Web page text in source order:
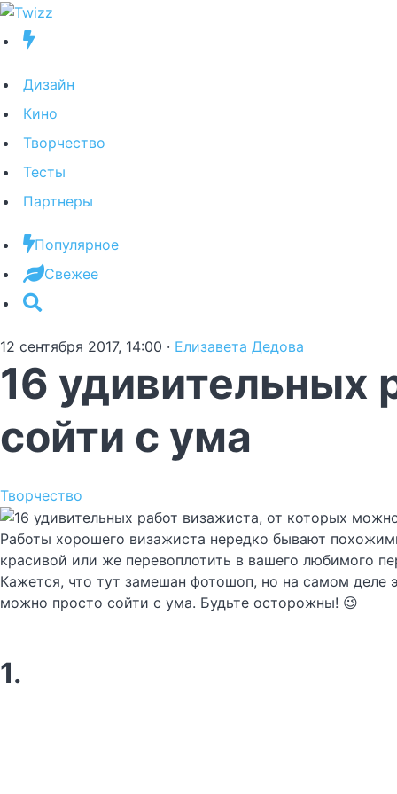
Дизайн
Кино
Творчество
Тесты
Партнеры
Популярное
Свежее
12 сентября 2017, 14:00 · Елизавета Дедова
16 удивительных
сойти с ума
Творчество
Работы хорошего визажиста нередко бывают
красивой или же перевоплотить в вашего любимого
Кажется, что тут замешан фотошоп, но на самом деле
можно просто сойти с ума. Будьте осторожны! 😉
1.